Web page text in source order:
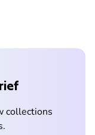
collections